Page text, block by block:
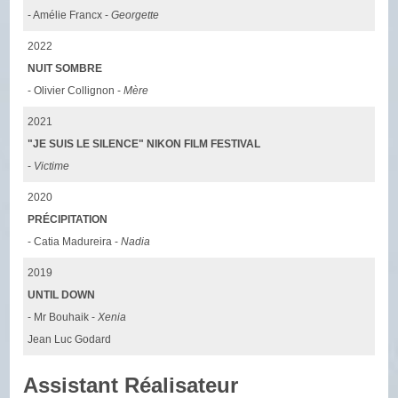
- Amélie Francx -Georgette
2022
NUIT SOMBRE
- Olivier Collignon -Mère
2021
"JE SUIS LE SILENCE" NIKON FILM FESTIVAL
- Victime
2020
PRÉCIPITATION
- Catia Madureira -Nadia
2019
UNTIL DOWN
- Mr Bouhaik - Xenia
Jean Luc Godard
Assistant Réalisateur